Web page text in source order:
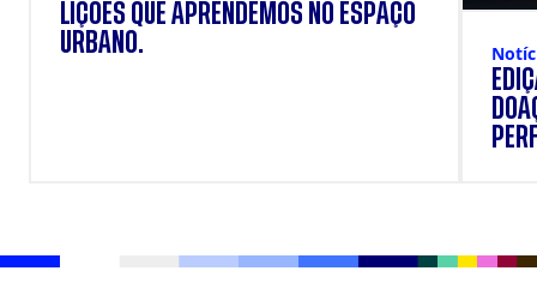
LIÇÕES QUE APRENDEMOS NO ESPAÇO
URBANO.